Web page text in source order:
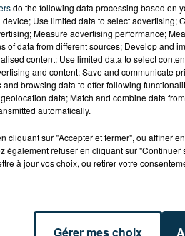
do the following data processing based on
Use limited data to select advertising;
Measure advertising performance;
of data from different sources; Develop and
content; Use limited data to select
and content; Save and communicate
and browsing data to offer following
data; Match and combine data
automatically.
cliquant sur "Accepter et fermer", ou affiner
également refuser en cliquant sur
à jour vos choix, ou retirer votre
Gérer mes choix